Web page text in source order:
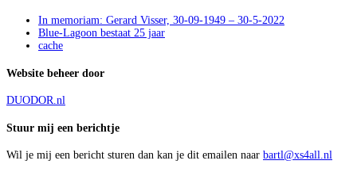
In memoriam: Gerard Visser, 30-09-1949 – 30-5-2022
Blue-Lagoon bestaat 25 jaar
cache
Website beheer door
DUODOR.nl
Stuur mij een berichtje
Wil je mij een bericht sturen dan kan je dit emailen naar bartl@xs4all.nl